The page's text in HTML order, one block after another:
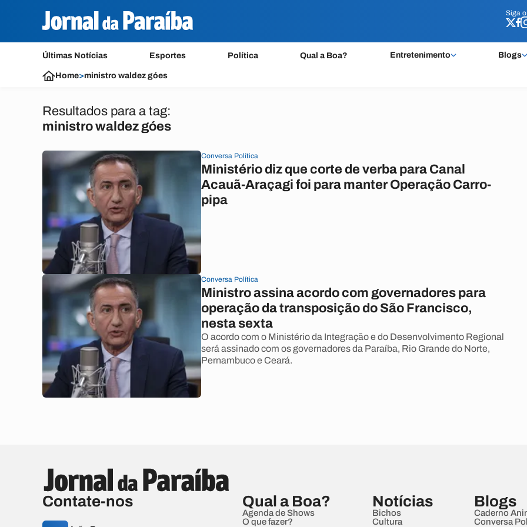
Siga o
Últimas Notícias Esportes Política Qual a Boa? Entretenimento Blogs
Siga o
Home>ministro waldez góes
Resultados para a tag:
ministro waldez góes
Conversa Política
Ministério diz que corte de verba para Canal
Acauã-Araçagi foi para manter Operação Carro-
pipa
Conversa Política
Ministro assina acordo com governadores para
operação da transposição do São Francisco,
nesta sexta
O acordo com o Ministério da Integração e do Desenvolvimento Regional
será assinado com os governadores da Paraíba, Rio Grande do Norte,
Pernambuco e Ceará.
Contate-nos Qual a Boa?
Agenda de Shows
O que fazer?
Notícias
Bichos
Cultura
Blogs
Caderno
Conversa